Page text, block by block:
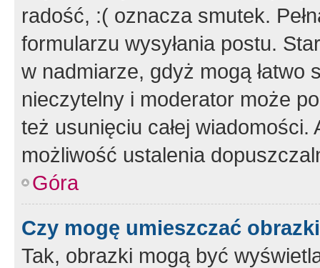
radość, :( oznacza smutek.
formularzu wysyłania postu.
w nadmiarze, gdyż mogą
nieczytelny i moderator może
też usunięciu całej
możliwość ustalenia
Góra
Czy mogę umieszczać
Tak, obrazki mogą być